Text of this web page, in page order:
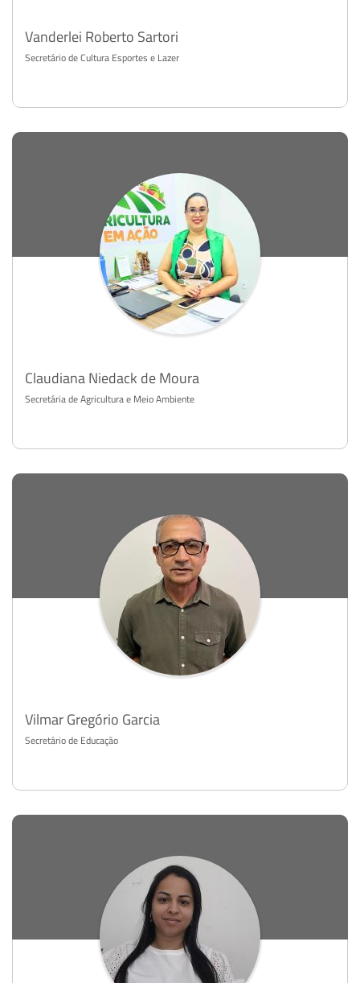
Vanderlei Roberto Sartori
Secretário de Cultura Esportes e Lazer
Claudiana Niedack de Moura
Secretária de Agricultura e Meio Ambiente
Vilmar Gregório Garcia
Secretário de Educação